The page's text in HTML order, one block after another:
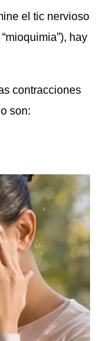
el tic nervioso
hay
contracciones
son: